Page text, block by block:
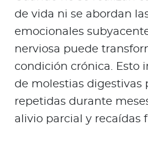
de vida ni se abordan
emocionales
nerviosa puede
condición crónica. Esto
de molestias digestivas
repetidas durante
alivio parcial y recaídas